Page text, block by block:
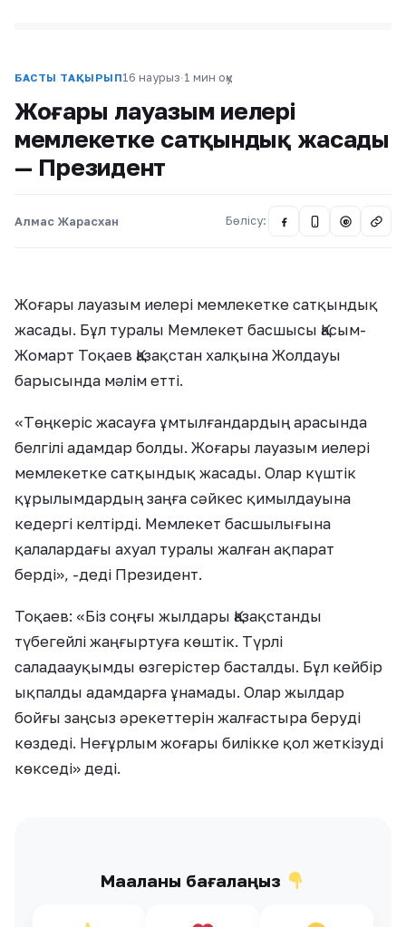
БАСТЫ ТАҚЫРЫП16 наурыз·1 мин оқу
Жоғары лауазым иелері
мемлекетке сатқындық жасады
— Президент
Алмас Жарасхан Бөлісу: @
Жоғары лауазым иелері мемлекетке сатқындық
жасады. Бұл туралы Мемлекет басшысы Қасым-
Жомарт Тоқаев Қазақстан халқына Жолдауы
барысында мәлім етті.
«Төңкеріс жасауға ұмтылғандардың арасында
белгілі адамдар болды. Жоғары лауазым иелері
мемлекетке сатқындық жасады. Олар күштік
құрылымдардың заңға сәйкес қимылдауына
кедергі келтірді. Мемлекет басшылығына
қалалардағы ахуал туралы жалған ақпарат
берді», -деді Президент.
Тоқаев: «Біз соңғы жылдары Қазақстанды
түбегейлі жаңғыртуға көштік. Түрлі
саладаауқымды өзгерістер басталды. Бұл кейбір
ықпалды адамдарға ұнамады. Олар жылдар
бойғы заңсыз әрекеттерін жалғастыра беруді
көздеді. Неғұрлым жоғары билікке қол жеткізуді
көкседі» деді.
Мақаланы бағалаңыз